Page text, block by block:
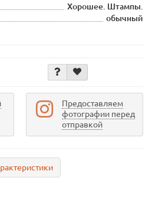
Хорошее. Штампы.
обычный
Предоставляем
фотографии перед
отправкой